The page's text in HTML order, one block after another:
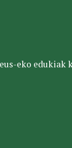
eko edukiak